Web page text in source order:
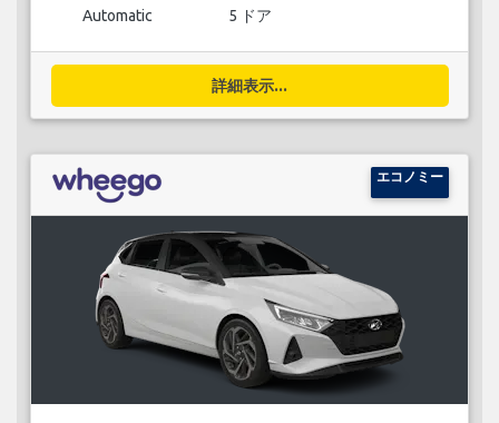
Automatic 5 ドア
詳細表示...
エコノミー